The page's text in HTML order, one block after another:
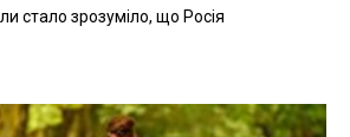
стало зрозуміло, що Росія